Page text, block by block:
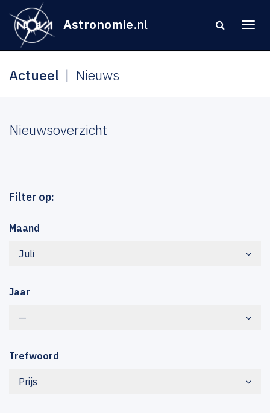
Astronomie.nl
Actueel Nieuws
Nieuwsoverzicht
Filter op:
Maand
Juli
Jaar
—
Trefwoord
Prijs